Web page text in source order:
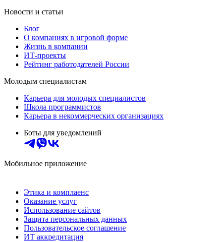
Новости и статьи
Блог
О компаниях в игровой форме
Жизнь в компании
ИТ-проекты
Рейтинг работодателей России
Молодым специалистам
Карьера для молодых специалистов
Школа программистов
Карьера в некоммерческих организациях
Боты для уведомлений
Мобильное приложение
Этика и комплаенс
Оказание услуг
Использование сайтов
Защита персональных данных
Пользовательское соглашение
ИТ аккредитация